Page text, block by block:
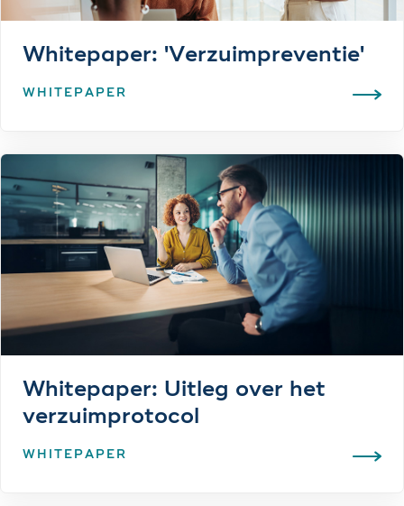
Whitepaper: 'Verzuimpreventie'
WHITEPAPER
Whitepaper: Uitleg over het
verzuimprotocol
WHITEPAPER